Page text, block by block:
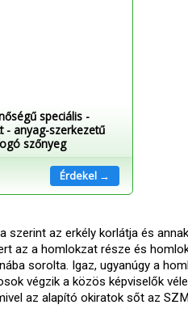
speciális -
- anyag-szerkezetű
szőnyeg
Érdekel →
szerint az erkély korlátja és
az a homlokzat része és
sorolta. Igaz, ugyanúgy a
végzik a közös képviselők
az alapító okiratok sőt az